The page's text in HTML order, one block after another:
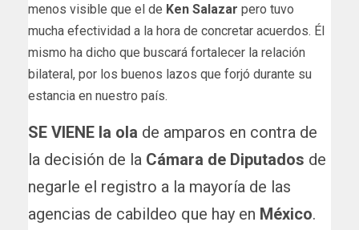
menos visible que el de Ken Salazar pero tuvo
mucha efectividad a la hora de concretar acuerdos. Él
mismo ha dicho que buscará fortalecer la relación
bilateral, por los buenos lazos que forjó durante su
estancia en nuestro país.
SE VIENE la ola de amparos en contra de
la decisión de la Cámara de Diputados de
negarle el registro a la mayoría de las
agencias de cabildeo que hay en México.